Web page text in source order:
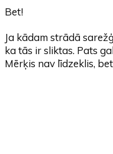
Bet!
Ja kādam strādā
ka tās ir sliktas. Pats
Mērķis nav līdzeklis,